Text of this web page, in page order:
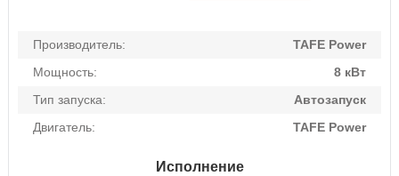
Производитель:
TAFE Power
Мощность:
8 кВт
Тип запуска:
Автозапуск
Двигатель:
TAFE Power
Исполнение